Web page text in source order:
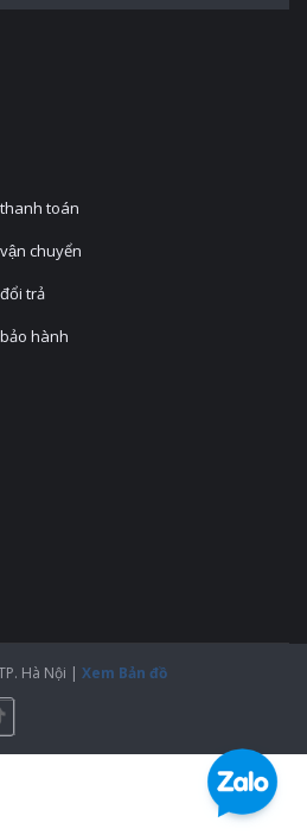
toán
chuyển
trả
hành
Hà Nội | Xem Bản đồ